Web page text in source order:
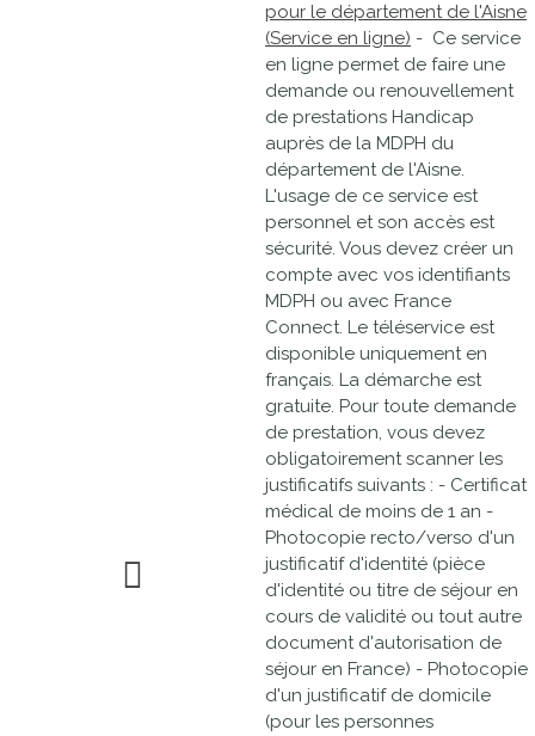
pour le département de l'Aisne
(Service en ligne) - Ce service
en ligne permet de faire une
demande ou renouvellement
de prestations Handicap
auprès de la MDPH du
département de l'Aisne.
L'usage de ce service est
personnel et son accès est
sécurité. Vous devez créer un
compte avec vos identifiants
MDPH ou avec France
Connect. Le téléservice est
disponible uniquement en
français. La démarche est
gratuite. Pour toute demande
de prestation, vous devez
obligatoirement scanner les
justificatifs suivants : - Certificat
médical de moins de 1 an -
Photocopie recto/verso d'un
justificatif d'identité (pièce
d'identité ou titre de séjour en
cours de validité ou tout autre
document d'autorisation de
séjour en France) - Photocopie
d'un justificatif de domicile
(pour les personnes